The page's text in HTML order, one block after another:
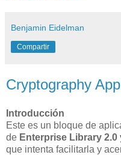
Benjamin Eidelman
Compartir
Cryptography
Introducción
Este es un bloque de
de Enterprise Library 2.0
que intenta facilitarla y